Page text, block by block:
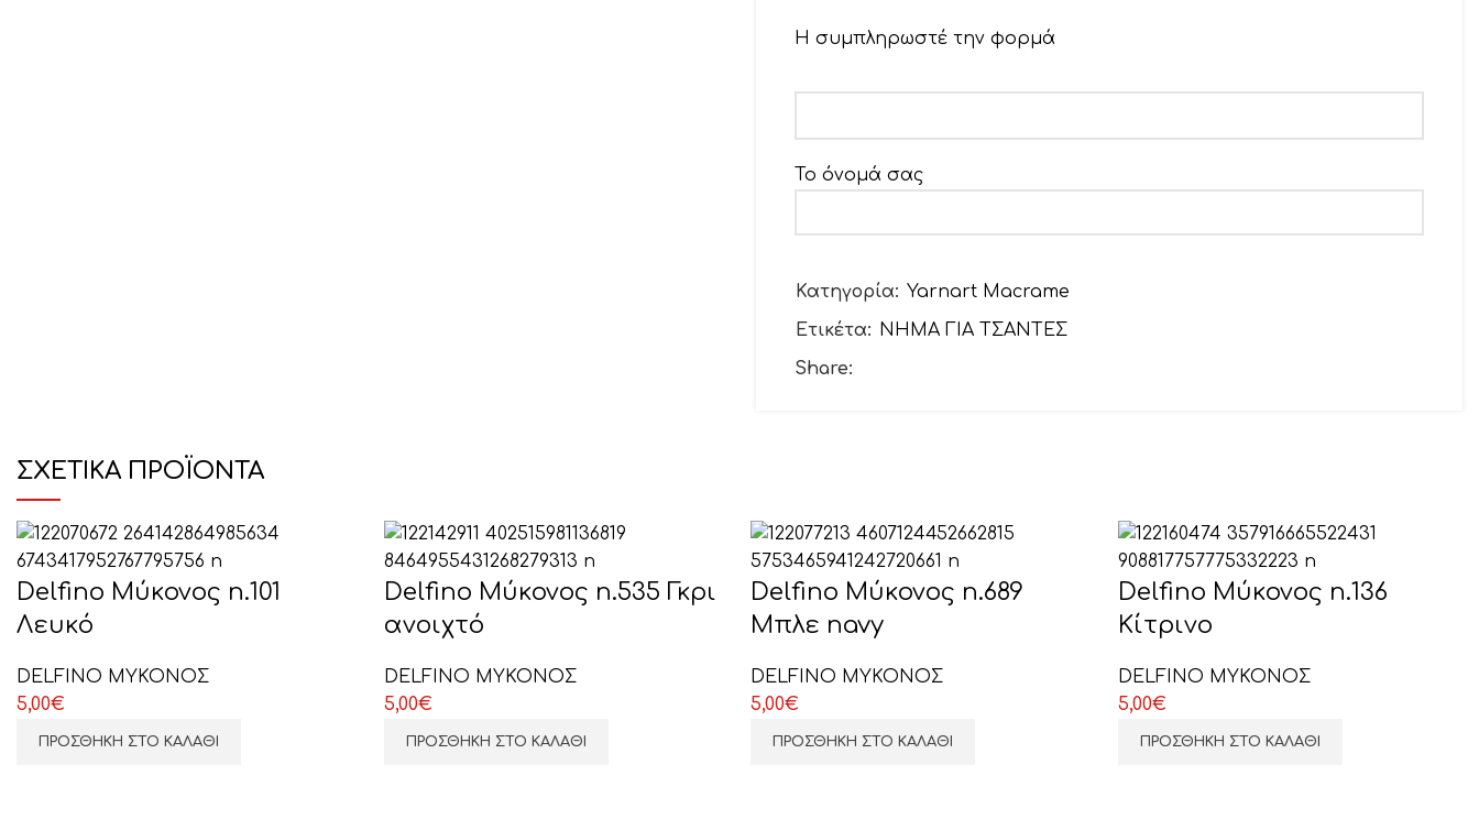
Η συμπληρωστέ την φορμά
Το όνομά σας
Θέμα
ΕΠΙΛΕΞΤΕ ΕΔΩ
Κατηγορία: Yarnart Macrame
Ετικέτα: ΝΗΜΑ ΓΙΑ ΤΣΑΝΤΕΣ
Share:
ΣΧΕΤΙΚΆ ΠΡΟΪΌΝΤΑ
Delfino Μύκονος n.101
Λευκό
DELFINO ΜΥΚΟΝΟΣ
5,00€
ΠΡΟΣΘΉΚΗ ΣΤΟ ΚΑΛΆΘΙ
Delfino Μύκονος n.535 Γκρι
ανοιχτό
DELFINO ΜΥΚΟΝΟΣ
5,00€
ΠΡΟΣΘΉΚΗ ΣΤΟ ΚΑΛΆΘΙ
Delfino Μύκονος n.689
Μπλε navy
DELFINO ΜΥΚΟΝΟΣ
5,00€
ΠΡΟΣΘΉΚΗ ΣΤΟ ΚΑΛΆΘΙ
Delfino Μύκονος n.136
Κίτρινο
DELFINO ΜΥΚΟΝΟΣ
5,00€
ΠΡΟΣΘΉΚΗ ΣΤΟ ΚΑΛΆΘΙ